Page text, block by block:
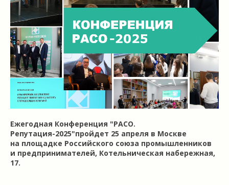
Ежегодная Конференция "РАСО.
Репутация-2025"пройдет 25 апреля в Москве
на площадке Российского союза промышленников
и предпринимателей, Котельническая набережная,
17.